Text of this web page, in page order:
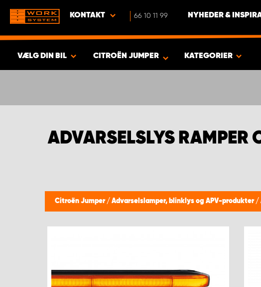
KONTAKT 66 10 11 99 NYHEDER &
VÆLG DIN BIL CITROËN JUMPER KATEGORIER
ADVARSELSLYS RAMPER
Citroën Jumper / Advarselslamper, blinklys og APV-produkter /